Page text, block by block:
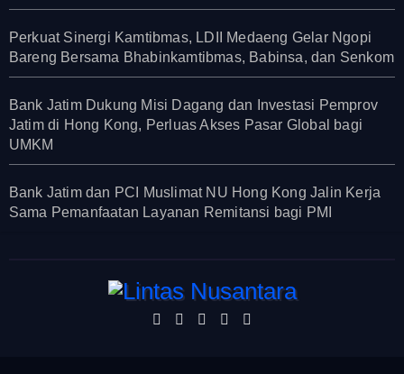
Perkuat Sinergi Kamtibmas, LDII Medaeng Gelar Ngopi
Bareng Bersama Bhabinkamtibmas, Babinsa, dan Senkom
Bank Jatim Dukung Misi Dagang dan Investasi Pemprov
Jatim di Hong Kong, Perluas Akses Pasar Global bagi
UMKM
Bank Jatim dan PCI Muslimat NU Hong Kong Jalin Kerja
Sama Pemanfaatan Layanan Remitansi bagi PMI